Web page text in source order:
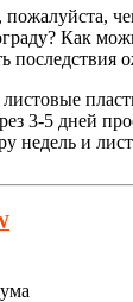
пожалуйста,
Как
последствия
3-5 дней
недель и